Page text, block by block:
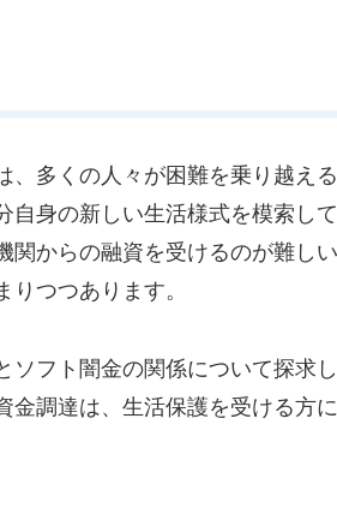
、多くの人々が困難を乗り越え
自身の新しい生活様式を模索し
関からの融資を受けるのが難し
りつつあります。
ソフト闇金の関係について探求
金調達は、生活保護を受ける方